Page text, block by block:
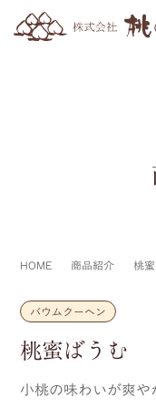
HOME 商品紹介 桃
バウムクーヘン
桃蜜ばうむ
小桃の味わいが爽